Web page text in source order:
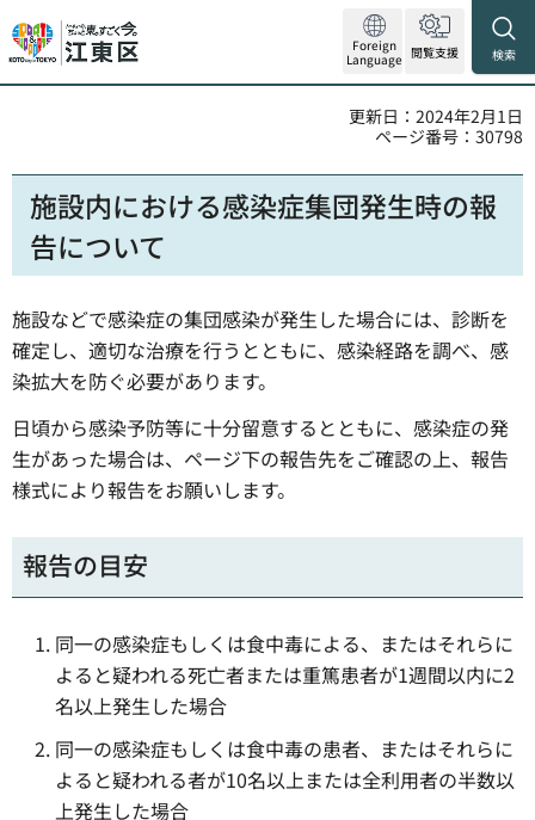
Foreign
Language 閲覧支援 検索
更新日：2024年2月1日
ページ番号：30798
施設内における感染症集団発生時の報
告について
施設などで感染症の集団感染が発生した場合には、診断を
確定し、適切な治療を行うとともに、感染経路を調べ、感
染拡大を防ぐ必要があります。
日頃から感染予防等に十分留意するとともに、感染症の発
生があった場合は、ページ下の報告先をご確認の上、報告
様式により報告をお願いします。
報告の目安
同一の感染症もしくは食中毒による、またはそれらに
よると疑われる死亡者または重篤患者が1週間以内に2
名以上発生した場合
同一の感染症もしくは食中毒の患者、またはそれらに
よると疑われる者が10名以上または全利用者の半数以
上発生した場合